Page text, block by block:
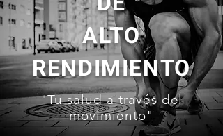
ALTO
RENDIMIENTO
"Tu salud a través del
movimiento"